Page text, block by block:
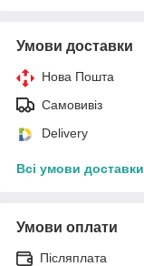
Умови доставки
Нова Пошта
Самовивіз
Delivery
Всі умови доставки
Умови оплати
Післяплата